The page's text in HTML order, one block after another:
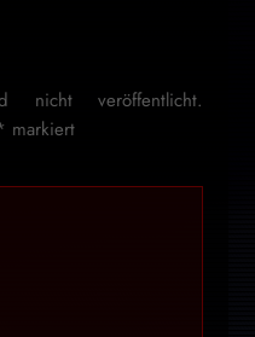
nicht veröffentlicht.
markiert